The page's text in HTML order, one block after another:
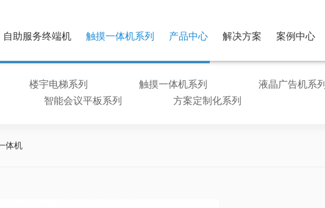
自助服务终端机 触摸一体机系列 产品中心 解决方案 案例中心
楼宇电梯系列 触摸一体机系列 液晶广告机系列
智能会议平板系列
方案定制化系列
体机